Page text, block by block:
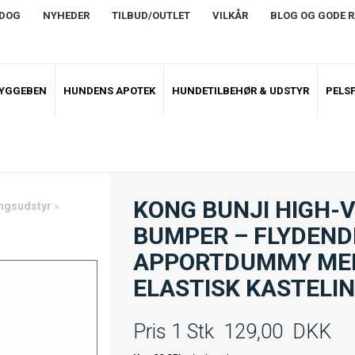
NYHEDER TILBUD/OUTLET VILKÅR BLOG OG GODE
HUNDENS APOTEK HUNDETILBEHØR & UDSTYR
»
KONG BUNJI HIGH-
BUMPER –
APPORTDUMMY
ELASTISK
Pris 1 Stk 129,00DKK